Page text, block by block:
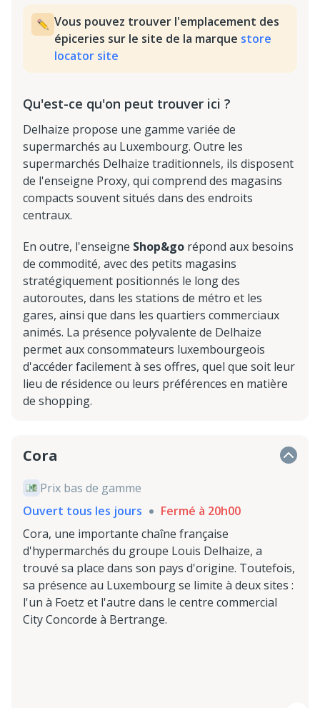
Vous pouvez trouver l'emplacement des
épiceries sur le site de la marque store
locator site
Qu'est-ce qu'on peut trouver ici ?
Delhaize propose une gamme variée de
supermarchés au Luxembourg. Outre les
supermarchés Delhaize traditionnels, ils disposent
de l'enseigne Proxy, qui comprend des magasins
compacts souvent situés dans des endroits
centraux.
En outre, l'enseigne Shop&go répond aux besoins
de commodité, avec des petits magasins
stratégiquement positionnés le long des
autoroutes, dans les stations de métro et les
gares, ainsi que dans les quartiers commerciaux
animés. La présence polyvalente de Delhaize
permet aux consommateurs luxembourgeois
d'accéder facilement à ses offres, quel que soit leur
lieu de résidence ou leurs préférences en matière
de shopping.
Cora
Prix bas de gamme
Ouvert tous les jours
Fermé à 20h00
Cora, une importante chaîne française
d'hypermarchés du groupe Louis Delhaize, a
trouvé sa place dans son pays d'origine. Toutefois,
sa présence au Luxembourg se limite à deux sites :
l'un à Foetz et l'autre dans le centre commercial
City Concorde à Bertrange.